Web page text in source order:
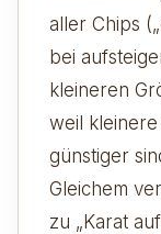
aller Chips
bei
kleineren
weil
günstiger
Gleichem
zu „Karat